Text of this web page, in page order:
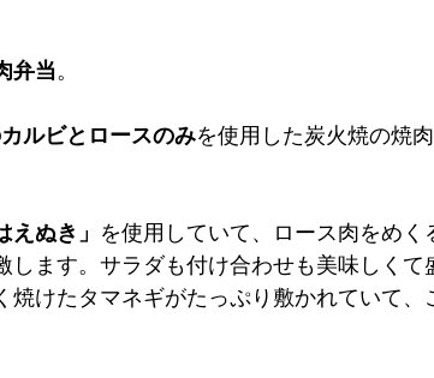
弁当。
ルビとロースのみを使用した炭火焼の焼
えぬき」 を使用していて、ロース肉をめ
します。サラダも付け合わせも美味しくて
焼けたタマネギがたっぷり敷かれていて、